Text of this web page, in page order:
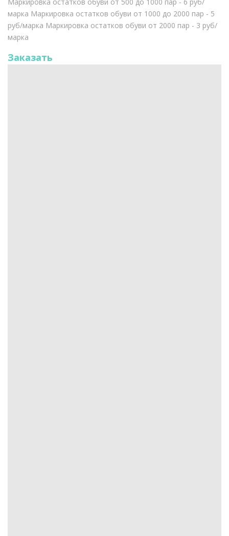
марка Маркировка остатков обуви от 1000 до 2000 пар - 5
руб/марка Маркировка остатков обуви от 2000 пар - 3 руб/
марка
Заказать